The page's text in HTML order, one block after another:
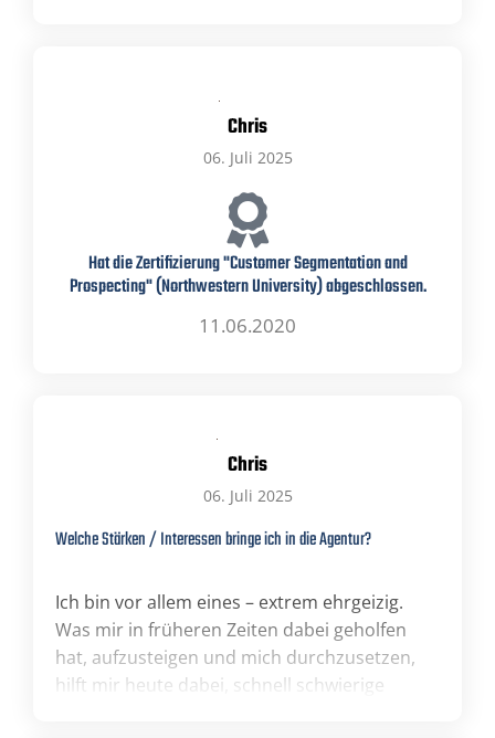
Chris
06. Juli 2025
Hat die Zertifizierung "Customer Segmentation and
Prospecting" (Northwestern University) abgeschlossen.
11.06.2020
Chris
06. Juli 2025
Welche Stärken / Interessen bringe ich in die Agentur?
Ich bin vor allem eines – extrem ehrgeizig.
Was mir in früheren Zeiten dabei geholfen
hat, aufzusteigen und mich durchzusetzen,
hilft mir heute dabei, schnell schwierige